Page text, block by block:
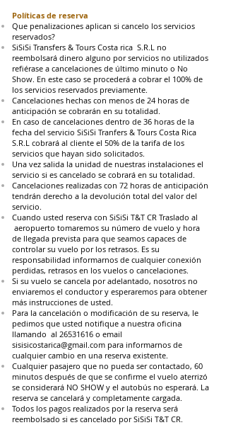
Políticas de reserva
Que penalizaciones aplican si cancelo los servicios
reservados?
SiSiSi Transfers & Tours Costa rica S.R.L no
reembolsará dinero alguno por servicios no utilizados
refiérase a cancelaciones de último minuto o No
Show. En este caso se procederá a cobrar el 100% de
los servicios reservados previamente.
Cancelaciones hechas con menos de 24 horas de
anticipación se cobrarán en su totalidad.
En caso de cancelaciones dentro de 36 horas de la
fecha del servicio SiSiSi Tranfers & Tours Costa Rica
S.R.L cobrará al cliente el 50% de la tarifa de los
servicios que hayan sido solicitados.
Una vez salida la unidad de nuestras instalaciones el
servicio si es cancelado se cobrará en su totalidad.
Cancelaciones realizadas con 72 horas de anticipación
tendrán derecho a la devolución total del valor del
servicio.
Cuando usted reserva con SiSiSi T&T CR Traslado al
aeropuerto tomaremos su número de vuelo y hora
de llegada prevista para que seamos capaces de
controlar su vuelo por los retrasos. Es su
responsabilidad informarnos de cualquier conexión
perdidas, retrasos en los vuelos o cancelaciones.
Si su vuelo se cancela por adelantado, nosotros no
enviaremos el conductor y esperaremos para obtener
más instrucciones de usted.
Para la cancelación o modificación de su reserva, le
pedimos que usted notifique a nuestra oficina
llamando al 26531616 o email
sisisicostarica@gmail.com para informarnos de
cualquier cambio en una reserva existente.
Cualquier pasajero que no pueda ser contactado, 60
minutos después de que se confirme el vuelo aterrizó
se considerará NO SHOW y el autobús no esperará. La
reserva se cancelará y completamente cargada.
Todos los pagos realizados por la reserva será
reembolsado si es cancelado por SiSiSi T&T CR.